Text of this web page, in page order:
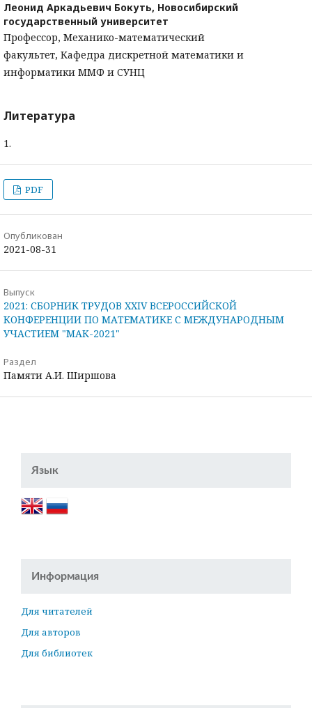
Леонид Аркадьевич Бокуть, Новосибирский
государственный университет
Профессор, Механико-математический
факультет, Кафедра дискретной математики и
информатики ММФ и СУНЦ
Литература
1.
PDF
Опубликован
2021-08-31
Выпуск
2021: СБОРНИК ТРУДОВ XXIV ВСЕРОССИЙСКОЙ
КОНФЕРЕНЦИИ ПО МАТЕМАТИКЕ С МЕЖДУНАРОДНЫМ
УЧАСТИЕМ "МАК-2021"
Раздел
Памяти А.И. Ширшова
Язык
Информация
Для читателей
Для авторов
Для библиотек